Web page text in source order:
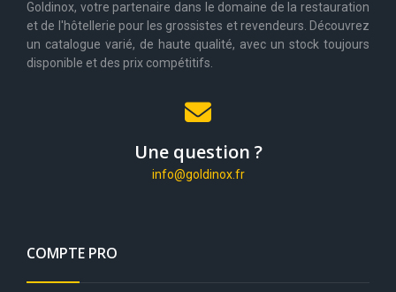
Goldinox, votre partenaire dans le domaine de la restauration
et de l'hôtellerie pour les grossistes et revendeurs. Découvrez
un catalogue varié, de haute qualité, avec un stock toujours
disponible et des prix compétitifs.
Une question ?
info@goldinox.fr
COMPTE PRO